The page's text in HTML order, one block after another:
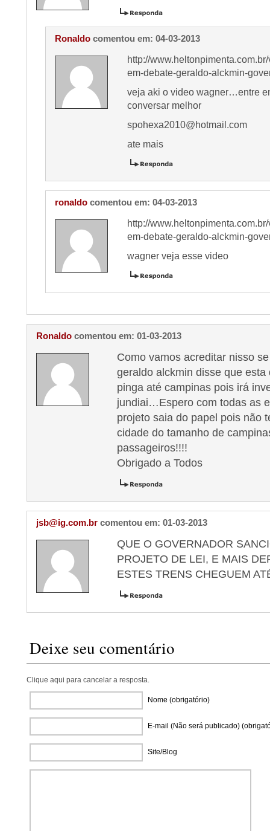
Ronaldo comentou em: 04-03-2013
http://
em-debate-geraldo-alckmin-
veja aki o video wagner…entre
conversar melhor
spohexa2010@hotmail.com
ate mais
ronaldo comentou em: 04-03-2013
http://
em-debate-geraldo-alckmin-
wagner veja esse video
Ronaldo comentou em: 01-03-2013
Como vamos acreditar nisso
geraldo alckmin disse que
pinga até campinas pois irá
jundiai…Espero com todas as
projeto saia do papel pois não
cidade do tamanho de
passageiros!!!!
Obrigado a Todos
jsb@ig.com.br comentou em: 01-03-2013
QUE O GOVERNADOR
PROJETO DE LEI, E MAIS
ESTES TRENS CHEGUEM
Deixe seu comentário
Clique aqui para cancelar a resposta.
Nome (obrigatório)
E-mail (Não será publicado)
Site/Blog